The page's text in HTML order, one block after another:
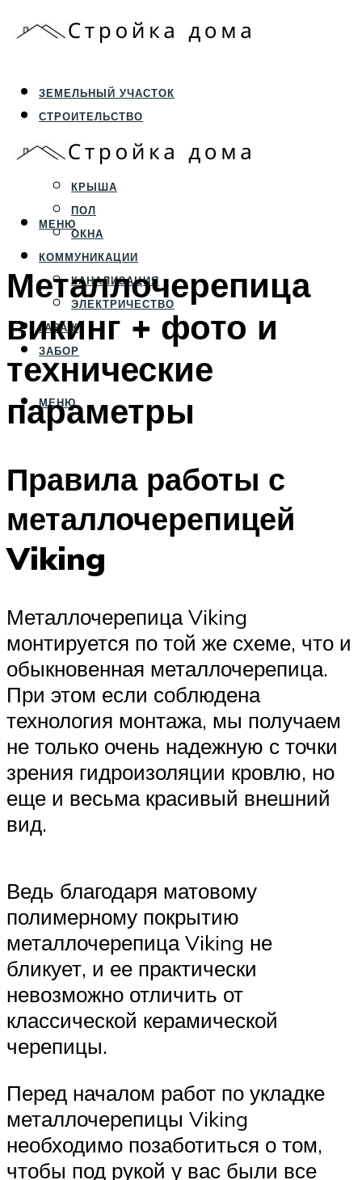
ЗЕМЕЛЬНЫЙ УЧАСТОК
СТРОИТЕЛЬСТВО
ФУНДАМЕНТ И ЦОКОЛЬ
ПЕРЕКРЫТИЯ И СТЕНЫ
КРЫША
ПОЛ
ОКНА
КОММУНИКАЦИИ
КАНАЛИЗАЦИЯ
ЭЛЕКТРИЧЕСТВО
ГАРАЖ
ЗАБОР
МЕНЮ
МЕНЮ
Металлочерепица
викинг + фото и
технические
параметры
Правила работы с
металлочерепицей
Viking
Металлочерепица Viking
монтируется по той же схеме, что и
обыкновенная металлочерепица.
При этом если соблюдена
технология монтажа, мы получаем
не только очень надежную с точки
зрения гидроизоляции кровлю, но
еще и весьма красивый внешний
вид.
Ведь благодаря матовому
полимерному покрытию
металлочерепица Viking не
бликует, и ее практически
невозможно отличить от
классической керамической
черепицы.
Перед началом работ по укладке
металлочерепицы Viking
необходимо позаботиться о том,
чтобы под рукой у вас были все